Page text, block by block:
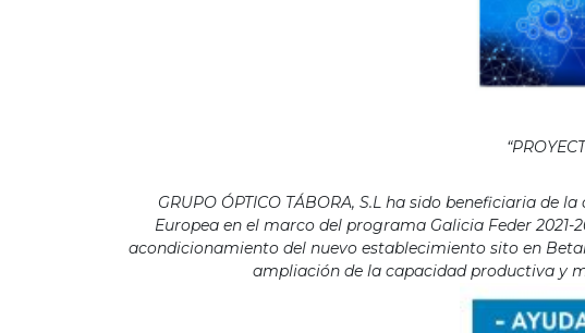
GRUPO ÓPTICO TÁBORA, S.L ha sido beneficiaria
Europea en el marco del programa Galicia Feder 2021-
acondicionamiento del nuevo establecimiento sito en
ampliación de la capacidad productiva y